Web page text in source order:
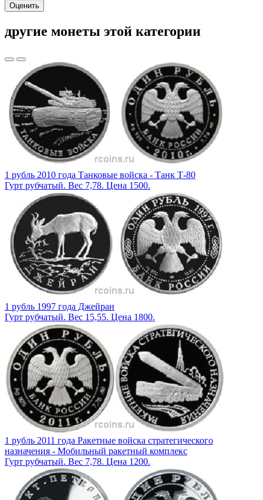
Оценить
другие монеты этой категории
1 рубль 2010 года Танковые войска - Танк Т-80
Гурт рубчатый. Вес 7,78. Цена 1500.
1 рубль 1997 года Джейран
Гурт рубчатый. Вес 15,55. Цена 1800.
1 рубль 2011 года Ракетные войска стратегического
назначения - Мобильный ракетный комплекс
Гурт рубчатый. Вес 7,78. Цена 1200.